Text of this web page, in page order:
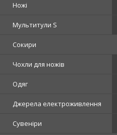
Ножі
Мультитули S
Сокири
Чохли для ножів
Одяг
Джерела електроживлення
Сувеніри